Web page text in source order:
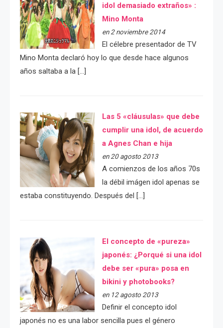
idol demasiado extraños» :
Mino Monta
en 2 noviembre 2014
El célebre presentador de TV
Mino Monta declaró hoy lo que desde hace algunos
años saltaba a la […]
Las 5 «cláusulas» que debe
cumplir una idol, de acuerdo
a Agnes Chan e hija
en 20 agosto 2013
A comienzos de los años 70s
la débil imágen idol apenas se
estaba constituyendo. Después del […]
El concepto de «pureza»
japonés: ¿Porqué si una idol
debe ser «pura» posa en
bikini y photobooks?
en 12 agosto 2013
Definir el concepto idol
japonés no es una labor sencilla pues el género